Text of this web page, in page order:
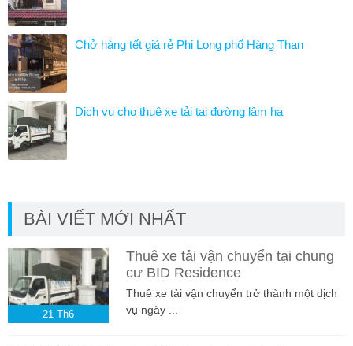
Chở hàng tết giá rẻ Phi Long phố Hàng Than
Dịch vụ cho thuê xe tải tại đường lâm hạ
BÀI VIẾT MỚI NHẤT
21 Th6
Thuê xe tải vận chuyển tại chung
cư BID Residence
Thuê xe tải vận chuyển trở thành một dịch
vụ ngày ...